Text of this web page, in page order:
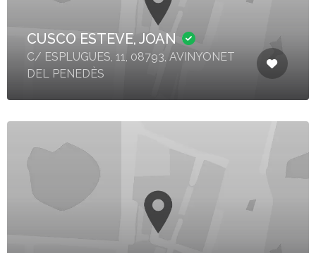
CUSCO ESTEVE, JOAN
C/ ESPLUGUES, 11, 08793, AVINYONET
DEL PENEDÈS